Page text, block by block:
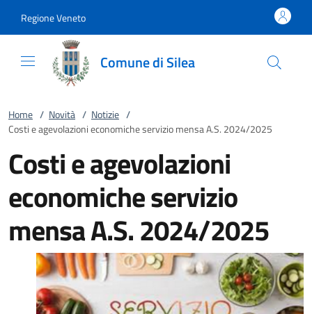
Regione Veneto
Comune di Silea
Home / Novità / Notizie /
Costi e agevolazioni economiche servizio mensa A.S. 2024/2025
Costi e agevolazioni
economiche servizio
mensa A.S. 2024/2025